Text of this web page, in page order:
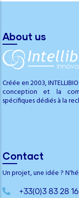
About us
Créée en 2003,
conception et la
spécifiques dédiés à la
Contact
Un projet, une idée ?
+33(0)3 83 28